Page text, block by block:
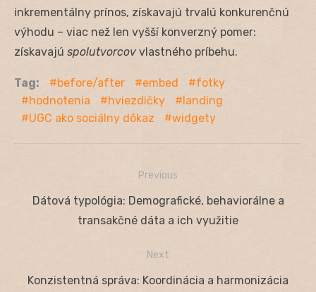
inkrementálny prínos, získavajú trvalú konkurenčnú
výhodu – viac než len vyšší konverzný pomer:
získavajú spolutvorcov vlastného príbehu.
Tag: before/after embed
fotky
hodnotenia
hviezdičky
landing
UGC ako sociálny dôkaz
widgety
Navigácia
Previous
Previous
Dátová typológia: Demografické, behaviorálne a
transakčné dáta a ich využitie
Next
Next
Konzistentná správa: Koordinácia a harmonizácia